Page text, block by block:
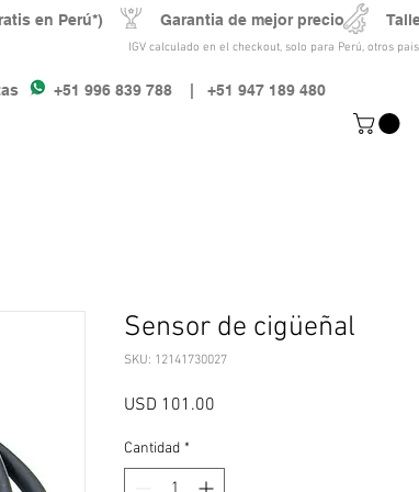
IGV calculado en el checkout, solo para Perú, otros
+51 996 839 788 | +51 947 189 480
(gratis en Perú*) Garantia de mejor precio
Sensor de cigüeñal
SKU: 12141730027
USD 101.00
Cantidad *